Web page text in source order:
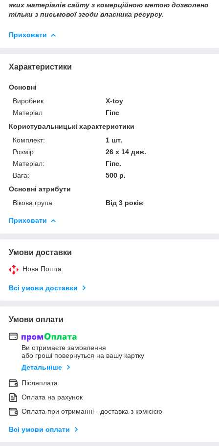
яких матеріалів сайту з комерційною метою дозволено
тільки з письмової згоди власника ресурсу.
Приховати
Характеристики
Основні
Виробник
X-toy
Матеріал
Гіпс
Користувальницькі характеристики
Комплект:
1 шт.
Розмір:
26 х 14 див.
Матеріал:
Гіпс.
Вага:
500 р.
Основні атрибути
Вікова група
Від 3 років
Приховати
Умови доставки
Нова Пошта
Всі умови доставки
Умови оплати
Ви отримаєте замовлення
або гроші повернуться на вашу картку
Детальніше
Післяплата
Оплата на рахунок
Оплата при отриманні - доставка з комісією
Всі умови оплати